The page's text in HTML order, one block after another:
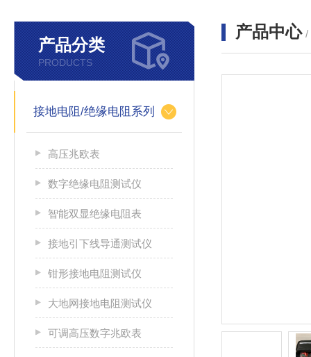
产品分类
PRODUCTS
接地电阻/绝缘电阻系列
高压兆欧表
数字绝缘电阻测试仪
智能双显绝缘电阻表
接地引下线导通测试仪
钳形接地电阻测试仪
大地网接地电阻测试仪
可调高压数字兆欧表
产品中心 /